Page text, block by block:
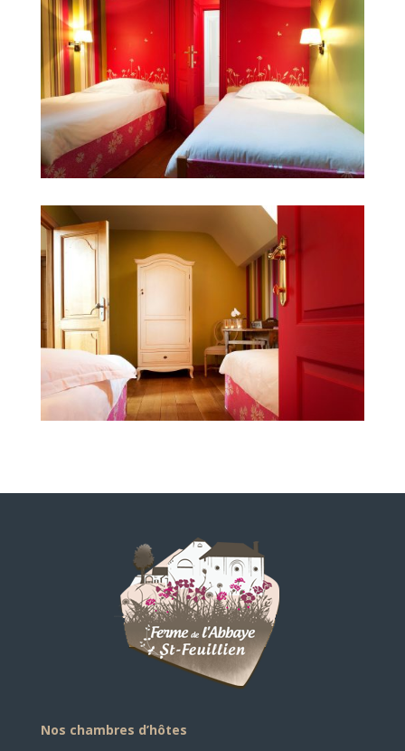
Nos chambres d’hôtes